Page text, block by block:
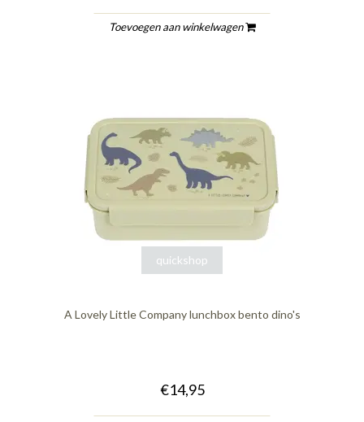
Toevoegen aan winkelwagen
quickshop
A Lovely Little Company lunchbox bento dino's
€14,95